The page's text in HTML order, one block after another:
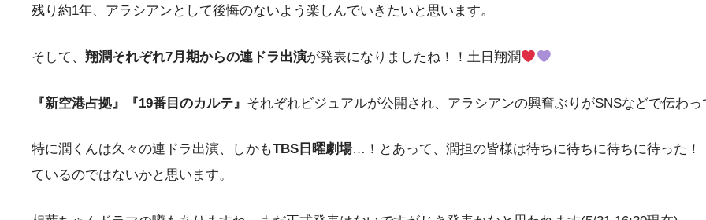
残り約1年、アラシアンとして後悔のないよう楽しんでいきたいと思います。
そして、 翔潤それぞれ7月期からの連ドラ出演が発表になりましたね！！土日翔潤
『新空港占拠』『19番目のカルテ』 それぞれビジュアルが公開され、アラシアンの興奮ぶりがSNSなどで伝わっ
特に潤くんは久々の連ドラ出演、しかもTBS日曜劇場…！とあって、潤担の皆様は待ちに待ちに待ちに待った
ているのではないかと思います。